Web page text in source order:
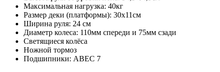
Максимальная нагрузка: 40кг
Размер деки (платформы): 30х11см
Ширина руля: 24 см
Диаметр колеса: 110мм спереди и 75мм сзади
Светящиеся колёса
Ножной тормоз
Подшипники: ABEC 7